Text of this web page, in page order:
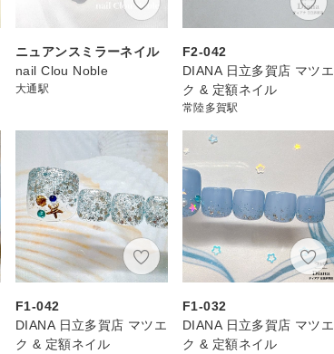
ニュアンスミラーネイル
nail Clou Noble
大通駅
F2-042
DIANA 日立多賀店 マツエ
ク & 定額ネイル
常陸多賀駅
F1-042
DIANA 日立多賀店 マツエ
ク & 定額ネイル
F1-032
DIANA 日立多賀店 マツエ
ク & 定額ネイル